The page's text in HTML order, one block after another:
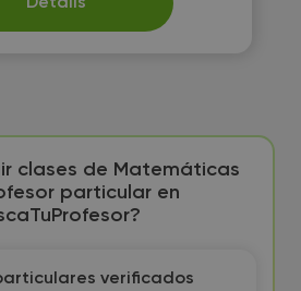
clases de Matemáticas
particular en
verificados